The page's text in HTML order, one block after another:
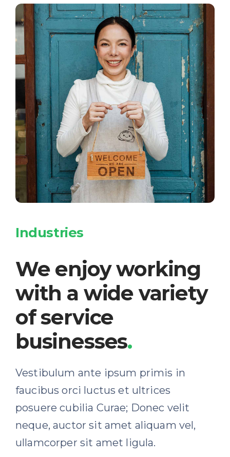
Industries
We enjoy working
with a wide variety
of service
businesses.
Vestibulum ante ipsum primis in
faucibus orci luctus et ultrices
posuere cubilia Curae; Donec velit
neque, auctor sit amet aliquam vel,
ullamcorper sit amet ligula.